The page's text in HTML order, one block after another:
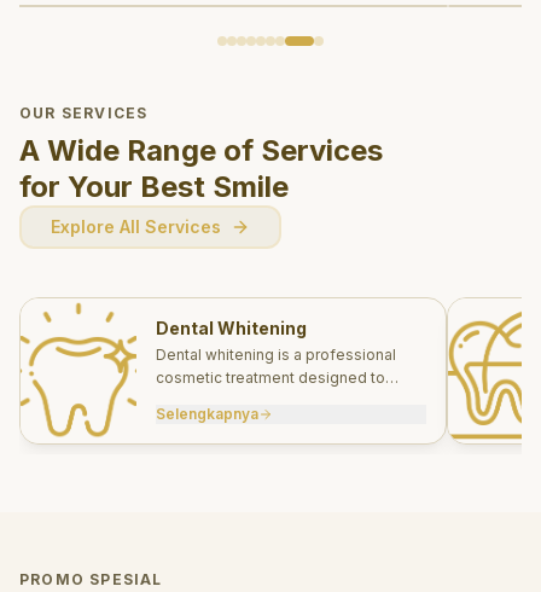
OUR SERVICES
A Wide Range of Services
for Your Best Smile
Explore All Services
Dental Whitening
Dental whitening is a professional
cosmetic treatment designed to
effectively.
Selengkapnya
PROMO SPESIAL